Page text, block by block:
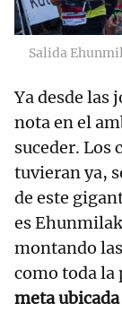
Salida
Ya desde las
nota en el
suceder. Los
tuvieran ya,
de este
es
montando
como toda la
meta